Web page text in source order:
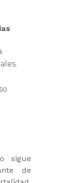
sigue
de